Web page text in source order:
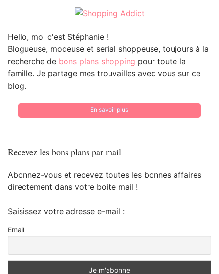
Hello, moi c'est Stéphanie !
Blogueuse, modeuse et serial shoppeuse, toujours à la
recherche de bons plans shopping pour toute la
famille. Je partage mes trouvailles avec vous sur ce
blog.
En savoir plus
Recevez les bons plans par mail
Abonnez-vous et recevez toutes les bonnes affaires
directement dans votre boite mail !
Saisissez votre adresse e-mail :
Email